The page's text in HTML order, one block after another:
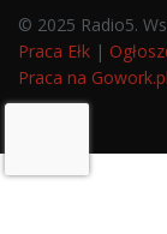
© 2025 Radio5.
Praca Ełk |
Praca na Gowork.pl